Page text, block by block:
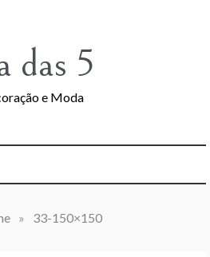
das 5
e Moda
» 33-150×150